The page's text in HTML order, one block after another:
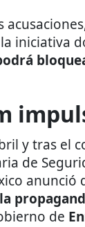
iniciativa
y tras el
de
anunció
de